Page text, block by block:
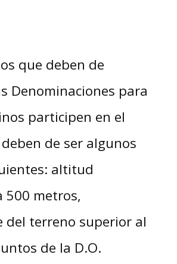
que deben de
Denominaciones para
participen en el
de ser algunos
altitud
500 metros,
del terreno superior al
de la D.O.